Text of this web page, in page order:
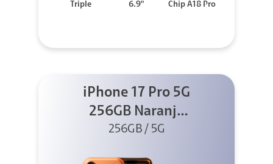
Triple
6.9"
Chip A18 Pro
iPhone 17 Pro 5G
256GB Naranja
cósmico
256GB / 5G